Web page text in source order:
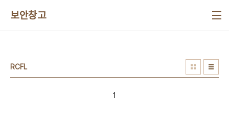
보안창고
RCFL
1